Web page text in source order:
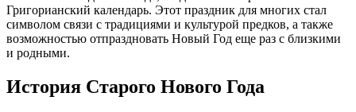
Григорианский календарь. Этот праздник для многих стал
символом связи с традициями и культурой предков, а также
возможностью отпраздновать Новый Год еще раз с близкими
и родными.
История Старого Нового Года